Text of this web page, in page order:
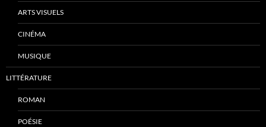
ARTS VISUELS
CINÉMA
MUSIQUE
LITTÉRATURE
ROMAN
POÉSIE